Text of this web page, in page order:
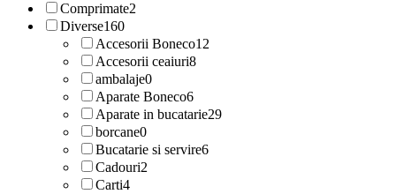
Comprimate2
Diverse160
Accesorii Boneco12
Accesorii ceaiuri8
ambalaje0
Aparate Boneco6
Aparate in bucatarie29
borcane0
Bucatarie si servire6
Cadouri2
Carti4